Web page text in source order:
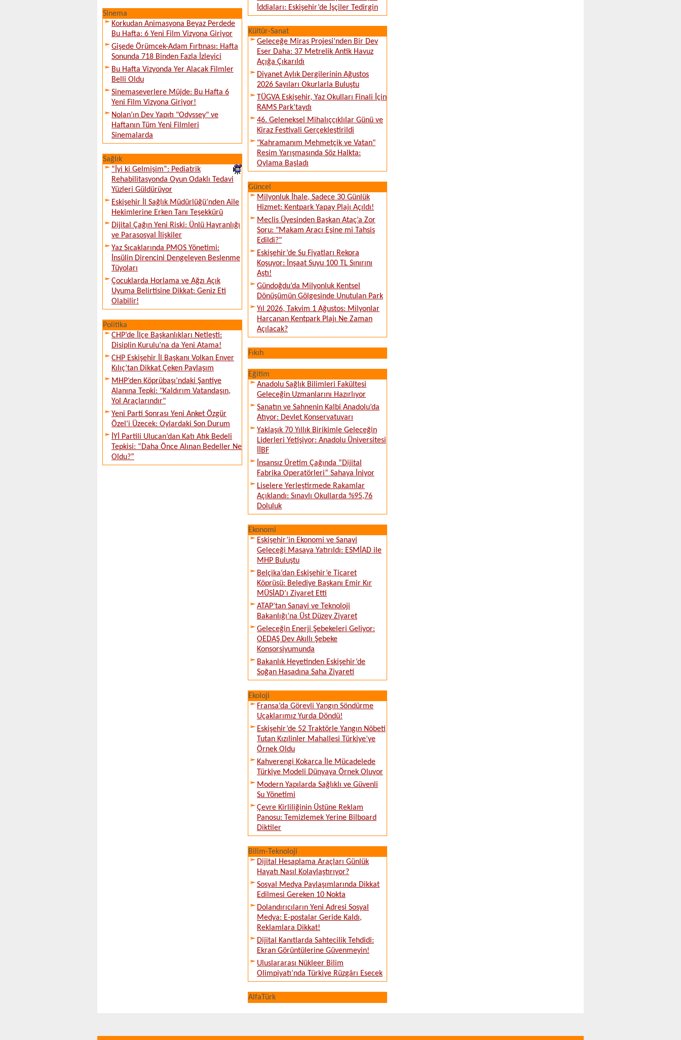
Sinema
Korkudan Animasyona Beyaz Perdede
Bu Hafta: 6 Yeni Film Vizyona Giriyor
Gişede Örümcek-Adam Fırtınası: Hafta
Sonunda 718 Binden Fazla İzleyici
Bu Hafta Vizyonda Yer Alacak Filmler
Belli Oldu
Sinemaseverlere Müjde: Bu Hafta 6
Yeni Film Vizyona Giriyor!
Nolan’ın Dev Yapıtı "Odyssey" ve
Haftanın Tüm Yeni Filmleri
Sinemalarda
Sağlık
“İyi ki Gelmişim”: Pediatrik
Rehabilitasyonda Oyun Odaklı Tedavi
Yüzleri Güldürüyor
Eskişehir İl Sağlık Müdürlüğü’nden Aile
Hekimlerine Erken Tanı Teşekkürü
Dijital Çağın Yeni Riski: Ünlü Hayranlığı
ve Parasosyal İlişkiler
Yaz Sıcaklarında PMOS Yönetimi:
İnsülin Direncini Dengeleyen Beslenme
Tüyoları
Çocuklarda Horlama ve Ağzı Açık
Uyuma Belirtisine Dikkat: Geniz Eti
Olabilir!
Politika
CHP’de İlçe Başkanlıkları Netleşti:
Disiplin Kurulu’na da Yeni Atama!
CHP Eskişehir İl Başkanı Volkan Enver
Kılıç’tan Dikkat Çeken Paylaşım
MHP’den Köprübaşı’ndaki Şantiye
Alanına Tepki: "Kaldırım Vatandaşın,
Yol Araçlarındır"
Yeni Parti Sonrası Yeni Anket Özgür
Özel’i Üzecek: Oylardaki Son Durum
İYİ Partili Ulucan’dan Katı Atık Bedeli
Tepkisi: “Daha Önce Alınan Bedeller Ne
Oldu?”
İddiaları: Eskişehir’de İşçiler Tedirgin
Kültür-Sanat
Geleceğe Miras Projesi’nden Bir Dev
Eser Daha: 37 Metrelik Antik Havuz
Açığa Çıkarıldı
Diyanet Aylık Dergilerinin Ağustos
2026 Sayıları Okurlarla Buluştu
TÜGVA Eskişehir, Yaz Okulları Finali İçin
RAMS Park’taydı
46. Geleneksel Mihalıççıklılar Günü ve
Kiraz Festivali Gerçekleştirildi
"Kahramanım Mehmetçik ve Vatan"
Resim Yarışmasında Söz Halkta:
Oylama Başladı
Güncel
Milyonluk İhale, Sadece 30 Günlük
Hizmet: Kentpark Yapay Plajı Açıldı!
Meclis Üyesinden Başkan Ataç’a Zor
Soru: "Makam Aracı Eşine mi Tahsis
Edildi?"
Eskişehir’de Su Fiyatları Rekora
Koşuyor: İnşaat Suyu 100 TL Sınırını
Aştı!
Gündoğdu’da Milyonluk Kentsel
Dönüşümün Gölgesinde Unutulan Park
Yıl 2026, Takvim 1 Ağustos: Milyonlar
Harcanan Kentpark Plajı Ne Zaman
Açılacak?
Fıkıh
Eğitim
Anadolu Sağlık Bilimleri Fakültesi
Geleceğin Uzmanlarını Hazırlıyor
Sanatın ve Sahnenin Kalbi Anadolu’da
Atıyor: Devlet Konservatuvarı
Yaklaşık 70 Yıllık Birikimle Geleceğin
Liderleri Yetişiyor: Anadolu Üniversitesi
İİBF
İnsansız Üretim Çağında “Dijital
Fabrika Operatörleri” Sahaya İniyor
Liselere Yerleştirmede Rakamlar
Açıklandı: Sınavlı Okullarda %95,76
Doluluk
Ekonomi
Eskişehir’in Ekonomi ve Sanayi
Geleceği Masaya Yatırıldı: ESMİAD ile
MHP Buluştu
Belçika’dan Eskişehir’e Ticaret
Köprüsü: Belediye Başkanı Emir Kır
MÜSİAD’ı Ziyaret Etti
ATAP’tan Sanayi ve Teknoloji
Bakanlığı’na Üst Düzey Ziyaret
Geleceğin Enerji Şebekeleri Geliyor:
OEDAŞ Dev Akıllı Şebeke
Konsorsiyumunda
Bakanlık Heyetinden Eskişehir’de
Soğan Hasadına Saha Ziyareti
Ekoloji
Fransa’da Görevli Yangın Söndürme
Uçaklarımız Yurda Döndü!
Eskişehir’de 52 Traktörle Yangın Nöbeti
Tutan Kızılinler Mahallesi Türkiye’ye
Örnek Oldu
Kahverengi Kokarca İle Mücadelede
Türkiye Modeli Dünyaya Örnek Oluyor
Modern Yapılarda Sağlıklı ve Güvenli
Su Yönetimi
Çevre Kirliliğinin Üstüne Reklam
Panosu: Temizlemek Yerine Bilboard
Diktiler
Bilim-Teknoloji
Dijital Hesaplama Araçları Günlük
Hayatı Nasıl Kolaylaştırıyor?
Sosyal Medya Paylaşımlarında Dikkat
Edilmesi Gereken 10 Nokta
Dolandırıcıların Yeni Adresi Sosyal
Medya: E-postalar Geride Kaldı,
Reklamlara Dikkat!
Dijital Kanıtlarda Sahtecilik Tehdidi:
Ekran Görüntülerine Güvenmeyin!
Uluslararası Nükleer Bilim
Olimpiyatı’nda Türkiye Rüzgârı Esecek
AlfaTürk